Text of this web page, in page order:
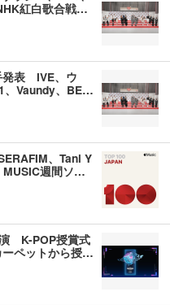
紅白歌合戦…
発表 IVE、ウ
、Vaundy、BE…
、Tani Y
週間ソ…
K-POP授賞式
ーペットから授…